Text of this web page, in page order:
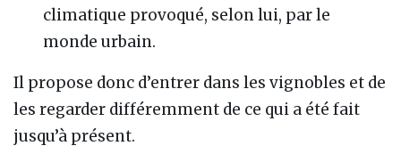
climatique provoqué, selon lui, par le
monde urbain.
Il propose donc d’entrer dans les vignobles et de
les regarder différemment de ce qui a été fait
jusqu’à présent.